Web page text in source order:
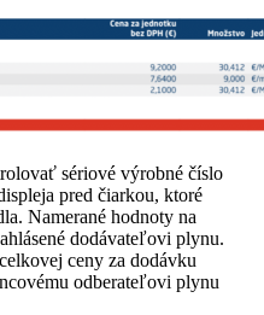
sériové výrobné číslo
pred čiarkou, ktoré
Namerané hodnoty na
dodávateľovi plynu.
ceny za dodávku
odberateľovi plynu